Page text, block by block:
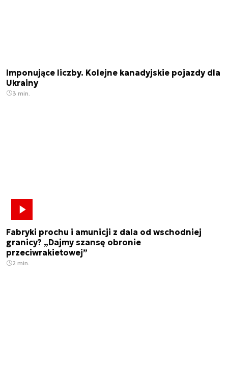
Imponujące liczby. Kolejne kanadyjskie pojazdy dla
Ukrainy
3 min.
Fabryki prochu i amunicji z dala od wschodniej
granicy? „Dajmy szansę obronie
przeciwrakietowej”
2 min.